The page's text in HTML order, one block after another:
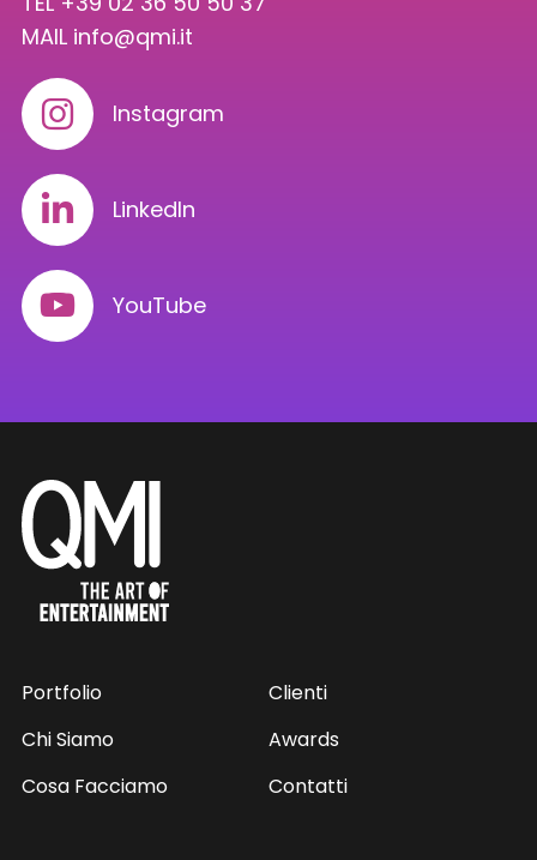
MAIL info@qmi.it
Instagram
LinkedIn
YouTube
Portfolio
Chi Siamo
Cosa Facciamo
Clienti
Awards
Contatti